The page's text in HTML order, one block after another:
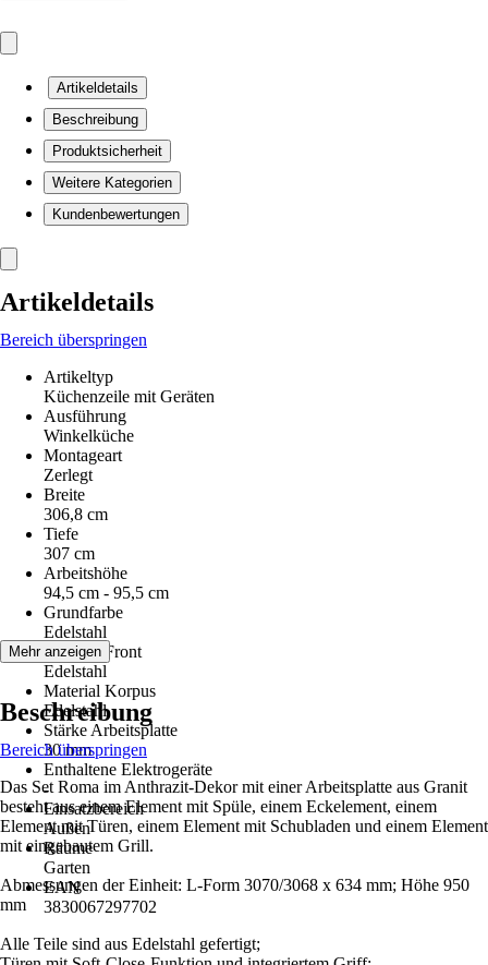
Artikeldetails
Beschreibung
Produktsicherheit
Weitere Kategorien
Kundenbewertungen
Artikeldetails
Bereich überspringen
Artikeltyp
Küchenzeile mit Geräten
Ausführung
Winkelküche
Montageart
Zerlegt
Breite
306,8 cm
Tiefe
307 cm
Arbeitshöhe
94,5 cm - 95,5 cm
Grundfarbe
Edelstahl
Material Front
Edelstahl
Material Korpus
Edelstahl
Stärke Arbeitsplatte
30 mm
Enthaltene Elektrogeräte
-
Einsatzbereich
Außen
Räume
Garten
EAN
3830067297702
Mehr anzeigen
Beschreibung
Bereich überspringen
Das Set Roma im Anthrazit-Dekor mit einer Arbeitsplatte aus Granit
besteht aus einem Element mit Spüle, einem Eckelement, einem
Element mit Türen, einem Element mit Schubladen und einem Element
mit eingebautem Grill.
Abmessungen der Einheit: L-Form 3070/3068 x 634 mm; Höhe 950
mm
Alle Teile sind aus Edelstahl gefertigt;